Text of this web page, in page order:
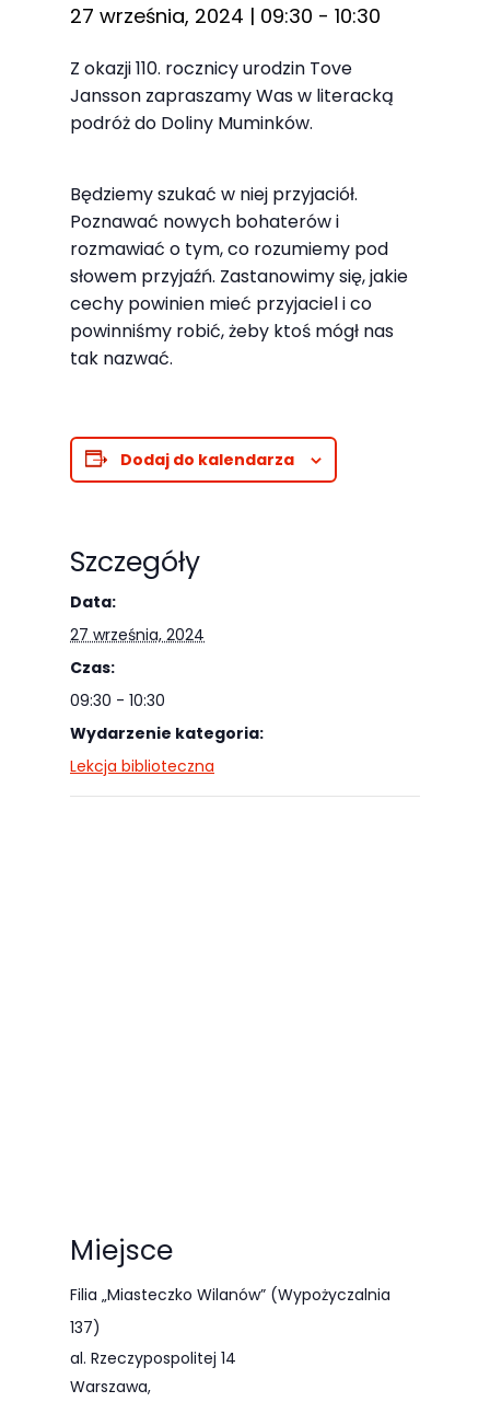
27 września, 2024 | 09:30 - 10:30
Z okazji 110. rocznicy urodzin Tove
Jansson zapraszamy Was w literacką
podróż do Doliny Muminków.
Będziemy szukać w niej przyjaciół.
Poznawać nowych bohaterów i
rozmawiać o tym, co rozumiemy pod
słowem przyjaźń. Zastanowimy się, jakie
cechy powinien mieć przyjaciel i co
powinniśmy robić, żeby ktoś mógł nas
tak nazwać.
Dodaj do kalendarza
Szczegóły
Data:
27 września, 2024
Czas:
09:30 - 10:30
Wydarzenie kategoria:
Lekcja biblioteczna
Miejsce
Filia „Miasteczko Wilanów” (Wypożyczalnia
137)
al. Rzeczypospolitej 14
Warszawa,
funkcjonowania
strony
internetowej.
Abyśmy mogli
poprawić
funkcjonalność
i strukturę
strony
internetowej,
strona jest
używana.
Doświadczenie
strona
internetowa
działała jak
najlepiej
podczas
twojego
przejścia na nią.
szansę na
zobaczenie
spersonalizowanych
treści i ofert.